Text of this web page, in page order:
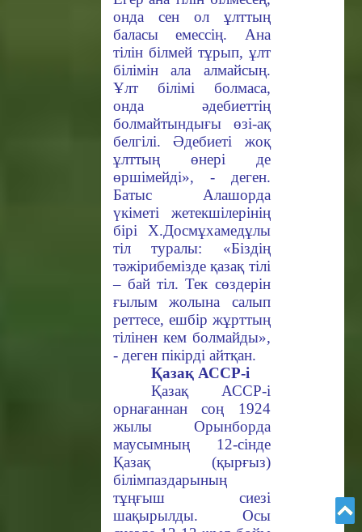
онда сен ол ұлттың
баласы емессің. Ана
тілін білмей тұрып, ұлт
білімін ала алмайсың.
Ұлт білімі болмаса,
онда әдебиеттің
болмайтындығы өзі-ақ
белгілі. Әдебиеті жоқ
ұлттың өнері де
өршімейді», - деген.
Батыс Алашорда
үкіметі жетекшілерінің
бірі Х.Досмұхамедұлы
тіл туралы: «Біздің
тәжірибемізде қазақ тілі
– бай тіл. Тек сөздерін
ғылым жолына салып
реттесе, ешбір жұрттың
тілінен кем болмайды»,
- деген пікірді айтқан.
Қазақ АССР-і
Қазақ АССР-і
орнағаннан соң 1924
жылы Орынборда
маусымның 12-сінде
Қазақ (қырғыз)
білімпаздарының
тұңғыш сиезі
шақырылды. Осы